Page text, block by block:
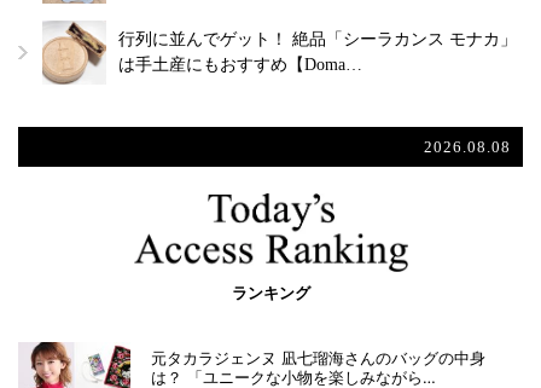
行列に並んでゲット！ 絶品「シーラカンス モナカ」
は手土産にもおすすめ【Doma…
2026.08.08
ランキング
元タカラジェンヌ 凪七瑠海さんのバッグの中身
は？ 「ユニークな小物を楽しみながら…